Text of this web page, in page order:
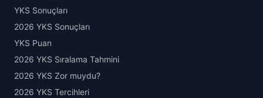
YKS Sonuçları
2026 YKS Sonuçları
YKS Puan
2026 YKS Sıralama Tahmini
2026 YKS Zor muydu?
2026 YKS Tercihleri